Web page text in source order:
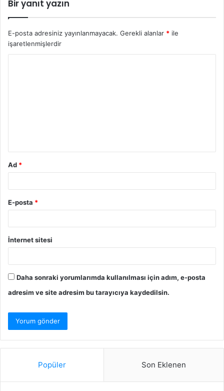
Bir yanıt yazın
E-posta adresiniz yayınlanmayacak. Gerekli alanlar * ile
işaretlenmişlerdir
Ad *
E-posta *
İnternet sitesi
Daha sonraki yorumlarımda kullanılması için adım, e-posta
adresim ve site adresim bu tarayıcıya kaydedilsin.
Popüler Son Eklenen